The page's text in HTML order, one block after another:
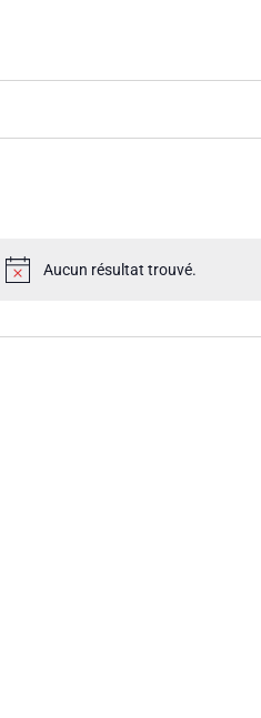
Notice
Aucun résultat trouvé.